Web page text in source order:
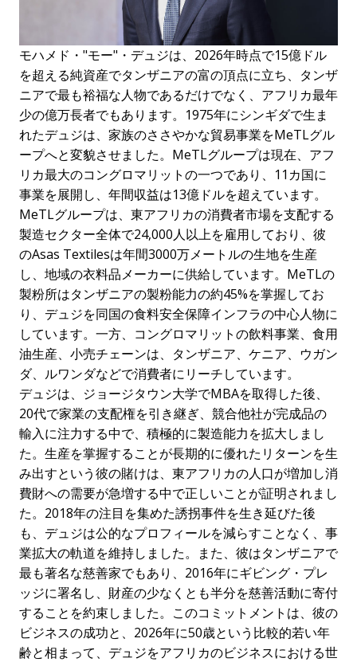
モハメド・"モー"・デュジは、2026年時点で15億ドル
を超える純資産でタンザニアの富の頂点に立ち、タンザ
ニアで最も裕福な人物であるだけでなく、アフリカ最年
少の億万長者でもあります。1975年にシンギダで生ま
れたデュジは、家族のささやかな貿易事業をMeTLグル
ープへと変貌させました。MeTLグループは現在、アフ
リカ最大のコングロマリットの一つであり、11カ国に
事業を展開し、年間収益は13億ドルを超えています。
MeTLグループは、東アフリカの消費者市場を支配する
製造セクター全体で24,000人以上を雇用しており、彼
のAsas Textilesは年間3000万メートルの生地を生産
し、地域の衣料品メーカーに供給しています。MeTLの
製粉所はタンザニアの製粉能力の約45%を掌握してお
り、デュジを同国の食料安全保障インフラの中心人物に
しています。一方、コングロマリットの飲料事業、食用
油生産、小売チェーンは、タンザニア、ケニア、ウガン
ダ、ルワンダなどで消費者にリーチしています。
デュジは、ジョージタウン大学でMBAを取得した後、
20代で家業の支配権を引き継ぎ、競合他社が完成品の
輸入に注力する中で、積極的に製造能力を拡大しまし
た。生産を掌握することが長期的に優れたリターンを生
み出すという彼の賭けは、東アフリカの人口が増加し消
費財への需要が急増する中で正しいことが証明されまし
た。2018年の注目を集めた誘拐事件を生き延びた後
も、デュジは公的なプロフィールを減らすことなく、事
業拡大の軌道を維持しました。また、彼はタンザニアで
最も著名な慈善家でもあり、2016年にギビング・プレ
ッジに署名し、財産の少なくとも半分を慈善活動に寄付
することを約束しました。このコミットメントは、彼の
ビジネスの成功と、2026年に50歳という比較的若い年
齢と相まって、デュジをアフリカのビジネスにおける世